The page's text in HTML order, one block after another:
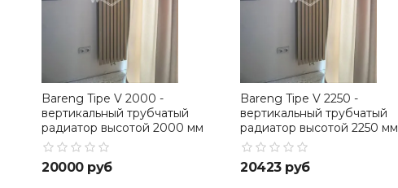
Bareng Tipe V 2000 -
вертикальный трубчатый
радиатор высотой 2000 мм
20000 руб
Bareng Tipe V 2250 -
вертикальный трубчатый
радиатор высотой 2250 мм
20423 руб